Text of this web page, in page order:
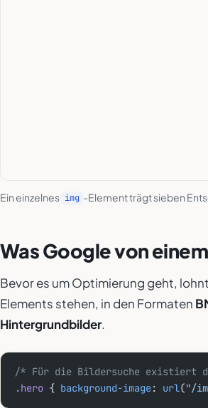
Ein einzelnes img -Element trägt sieben
Was Google von
Bevor es um Optimierung geht,
Elements stehen, in den Formaten
Hintergrund­bilder.
/* Für die Bildersuche existiert
.hero { background-image: url("/